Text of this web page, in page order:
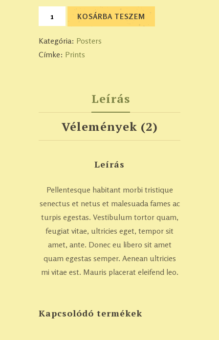
KOSÁRBA TESZEM
Kategória: Posters
Címke: Prints
Leírás
Vélemények (2)
Leírás
Pellentesque habitant morbi tristique
senectus et netus et malesuada fames ac
turpis egestas. Vestibulum tortor quam,
feugiat vitae, ultricies eget, tempor sit
amet, ante. Donec eu libero sit amet
quam egestas semper. Aenean ultricies
mi vitae est. Mauris placerat eleifend leo.
Kapcsolódó termékek